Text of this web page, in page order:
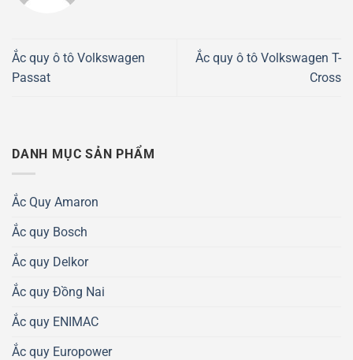
Ắc quy ô tô Volkswagen
Passat
Ắc quy ô tô Volkswagen T-
Cross
DANH MỤC SẢN PHẨM
Ắc Quy Amaron
Ắc quy Bosch
Ắc quy Delkor
Ắc quy Đồng Nai
Ắc quy ENIMAC
Ắc quy Europower